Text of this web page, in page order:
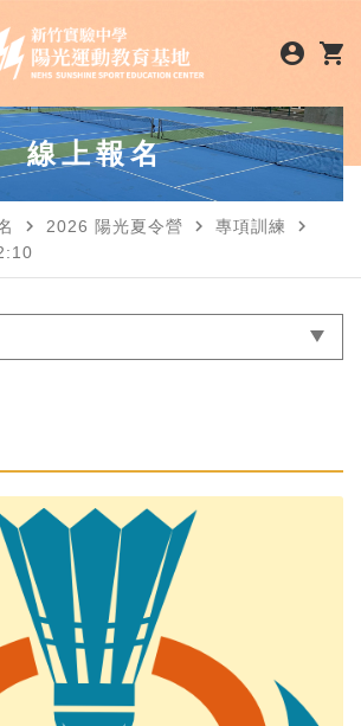
account_circle shopping_cart
線上報名
navigate_next 2026 陽光夏令營 navigate_next 專項訓練 navigate_next